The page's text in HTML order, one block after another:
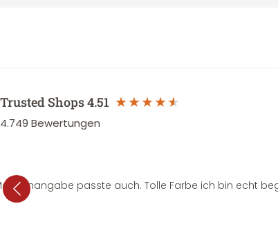
Trusted Shops4.51
4.749 Bewertungen
passte auch. Tolle Farbe ich bin echt